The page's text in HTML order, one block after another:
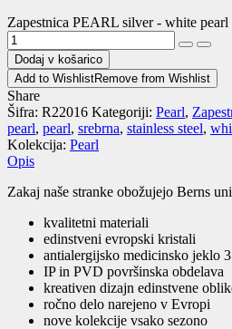
Zapestnica PEARL silver - white
Dodaj v košarico
Add to WishlistRemove from Wishlist
Share
Šifra: R22016 Kategoriji: Pearl,
pearl, pearl, srebrna, stainless steel,
Kolekcija: Pearl
Opis
Zakaj naše stranke obožujejo Berns
kvalitetni materiali
edinstveni evropski kristali
antialergijsko medicinsko jeklo
IP in PVD površinska obdelava
kreativen dizajn edinstvene
ročno delo narejeno v Evropi
nove kolekcije vsako sezono